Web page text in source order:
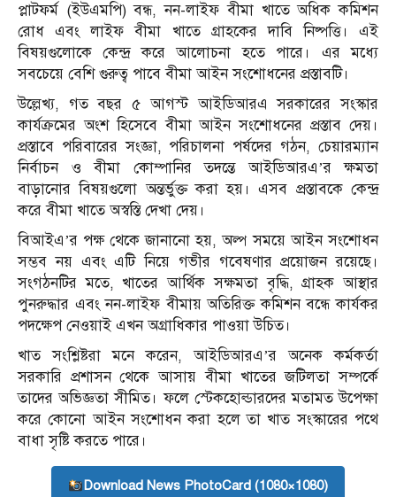
প্লাটফর্ম (ইউএমপি) বন্ধ, নন-লাইফ বীমা খাতে অধিক কমিশন
রোধ এবং লাইফ বীমা খাতে গ্রাহকের দাবি নিষ্পত্তি। এই
বিষয়গুলোকে কেন্দ্র করে আলোচনা হতে পারে। এর মধ্যে
সবচেয়ে বেশি গুরুত্ব পাবে বীমা আইন সংশোধনের প্রস্তাবটি।
উল্লেখ্য, গত বছর ৫ আগস্ট আইডিআরএ সরকারের সংস্কার
কার্যক্রমের অংশ হিসেবে বীমা আইন সংশোধনের প্রস্তাব দেয়।
প্রস্তাবে পরিবারের সংজ্ঞা, পরিচালনা পর্ষদের গঠন, চেয়ারম্যান
নির্বাচন ও বীমা কোম্পানির তদন্তে আইডিআরএ’র ক্ষমতা
বাড়ানোর বিষয়গুলো অন্তর্ভুক্ত করা হয়। এসব প্রস্তাবকে কেন্দ্র
করে বীমা খাতে অস্বস্তি দেখা দেয়।
বিআইএ’র পক্ষ থেকে জানানো হয়, অল্প সময়ে আইন সংশোধন
সম্ভব নয় এবং এটি নিয়ে গভীর গবেষণার প্রয়োজন রয়েছে।
সংগঠনটির মতে, খাতের আর্থিক সক্ষমতা বৃদ্ধি, গ্রাহক আস্থার
পুনরুদ্ধার এবং নন-লাইফ বীমায় অতিরিক্ত কমিশন বন্ধে কার্যকর
পদক্ষেপ নেওয়াই এখন অগ্রাধিকার পাওয়া উচিত।
খাত সংশ্লিষ্টরা মনে করেন, আইডিআরএ’র অনেক কর্মকর্তা
সরকারি প্রশাসন থেকে আসায় বীমা খাতের জটিলতা সম্পর্কে
তাদের অভিজ্ঞতা সীমিত। ফলে স্টেকহোল্ডারদের মতামত উপেক্ষা
করে কোনো আইন সংশোধন করা হলে তা খাত সংস্কারের পথে
বাধা সৃষ্টি করতে পারে।
Download News PhotoCard (1080×1080)